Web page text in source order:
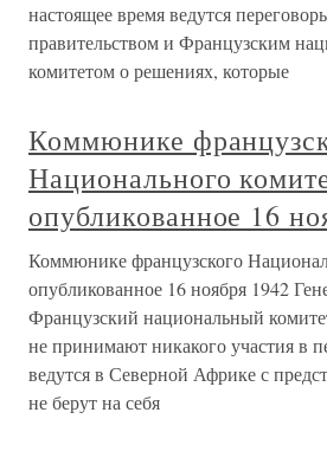
настоящее время ведутся
правительством и Французским
комитетом о решениях, которые
Коммюнике
Национального
опубликованное 16
Коммюнике французского
опубликованное 16 ноября 1942
Французский национальный
не принимают никакого участия в
ведутся в Северной Африке с
не берут на себя